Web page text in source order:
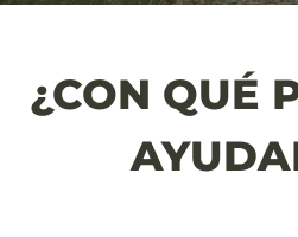
¿CON QUÉ